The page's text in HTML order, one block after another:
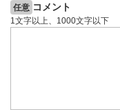
任意 コメント
1文字以上、1000文字以下